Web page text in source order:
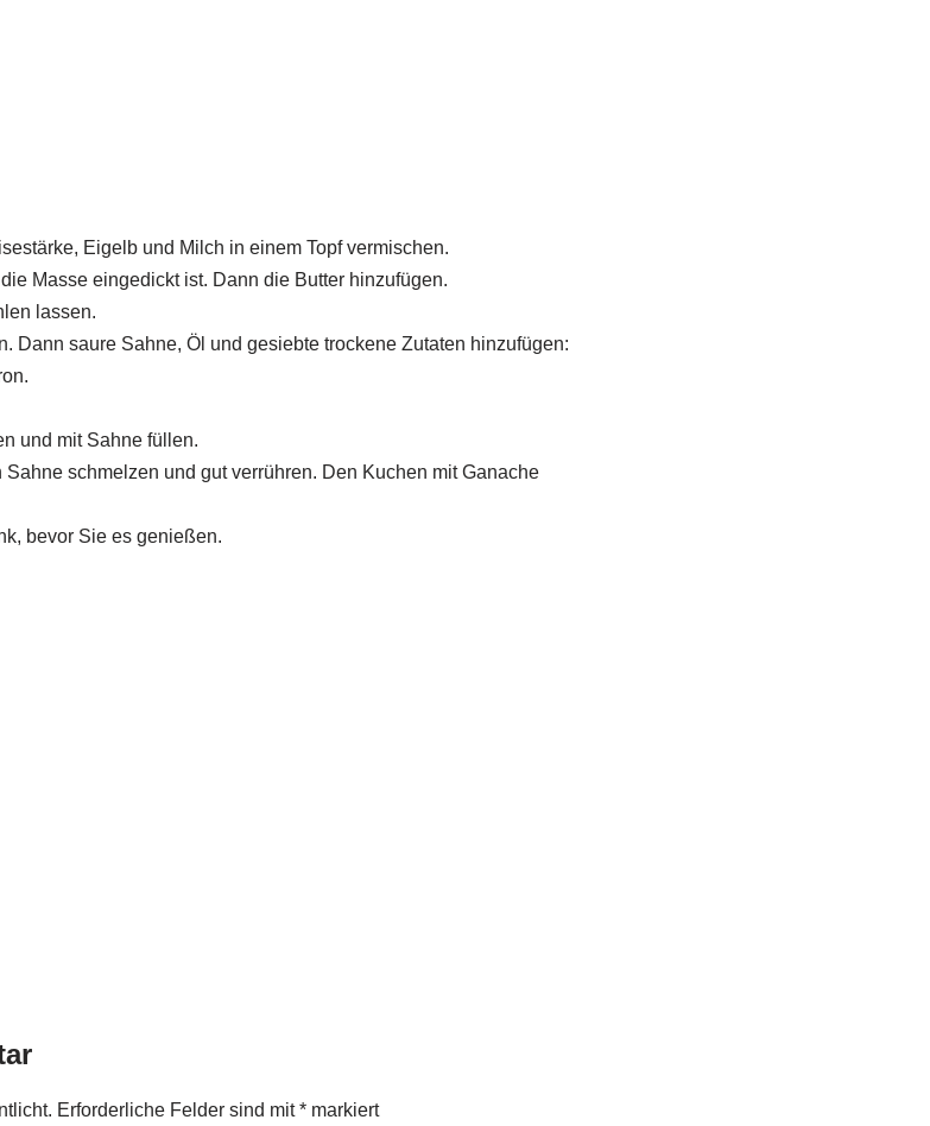
Eigelb und Milch in einem Topf vermischen.
Masse eingedickt ist. Dann die Butter hinzufügen.
lassen.
Dann saure Sahne, Öl und gesiebte trockene Zutaten hinzufügen:
und mit Sahne füllen.
schmelzen und gut verrühren. Den Kuchen mit Ganache
bevor Sie es genießen.
Erforderliche Felder sind mit*markiert